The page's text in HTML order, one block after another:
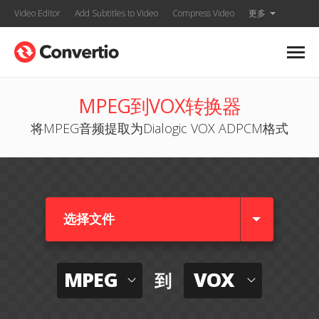
Video Editor Add Subtitles to Video Compress Video 更多
MPEG到VOX转换器
将MPEG音频提取为Dialogic VOX ADPCM格式
选择文件
MPEG 到 VOX